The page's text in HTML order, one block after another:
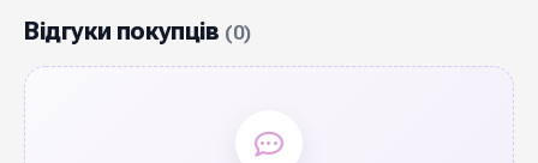
Відгуки покупців (0)